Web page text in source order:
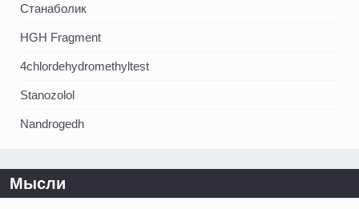
Станаболик
HGH Fragment
4chlordehydromethyltest
Stanozolol
Nandrogedh
Мысли